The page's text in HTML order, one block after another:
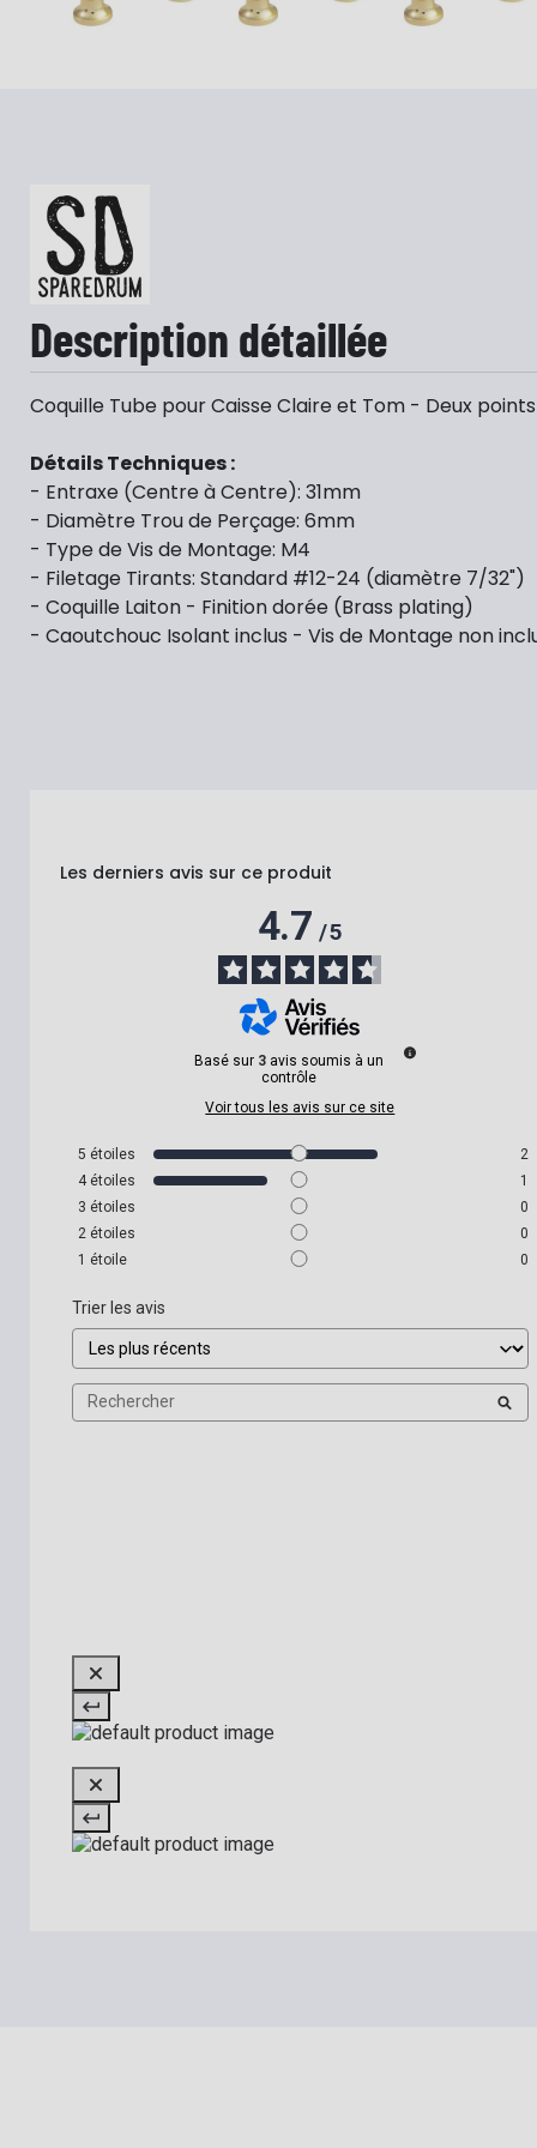
Description détaillée
Coquille Tube pour Caisse Claire et Tom - Deux
Détails Techniques :
- Entraxe (Centre à Centre): 31mm
- Diamètre Trou de Perçage: 6mm
- Type de Vis de Montage: M4
- Filetage Tirants: Standard #12-24 (diamètre 7/32")
- Coquille Laiton - Finition dorée (Brass plating)
- Caoutchouc Isolant inclus - Vis de Montage non
Les derniers avis sur ce produit
4.7/5
Basé sur 3 avis soumis à un
contrôle
Voir tous les avis sur ce site
5 étoiles
2
4 étoiles
1
3 étoiles
0
2 étoiles
0
1 étoile 0
Trier les avis